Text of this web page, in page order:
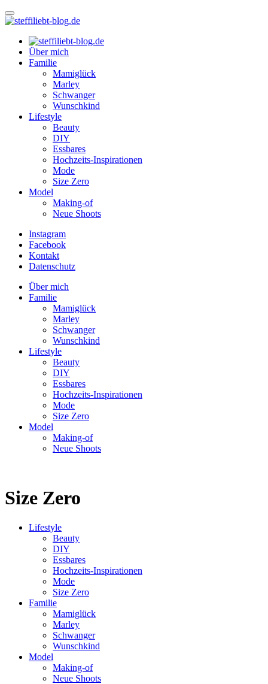
Über mich
Familie
Mamiglück
Marley
Schwanger
Wunschkind
Lifestyle
Beauty
DIY
Essbares
Hochzeits-Inspirationen
Mode
Size Zero
Model
Making-of
Neue Shoots
Instagram
Facebook
Kontakt
Datenschutz
Über mich
Familie
Mamiglück
Marley
Schwanger
Wunschkind
Lifestyle
Beauty
DIY
Essbares
Hochzeits-Inspirationen
Mode
Size Zero
Model
Making-of
Neue Shoots
Size Zero
Lifestyle
Beauty
DIY
Essbares
Hochzeits-Inspirationen
Mode
Size Zero
Familie
Mamiglück
Marley
Schwanger
Wunschkind
Model
Making-of
Neue Shoots